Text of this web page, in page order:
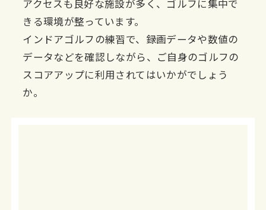
アクセスも良好な施設が多く、ゴルフに集中で
きる環境が整っています。
インドアゴルフの練習で、録画データや数値の
データなどを確認しながら、ご自身のゴルフの
スコアアップに利用されてはいかがでしょう
か。